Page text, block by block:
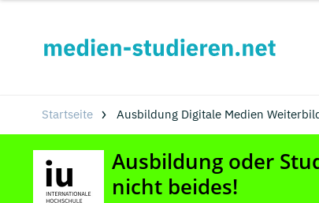
Startseite Ausbildung Digitale Medien